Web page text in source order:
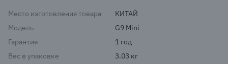
Место изготовления товара
КИТАЙ
Модель
G9 Mini
Гарантия
1 год
Вес в упаковке
3.03 кг